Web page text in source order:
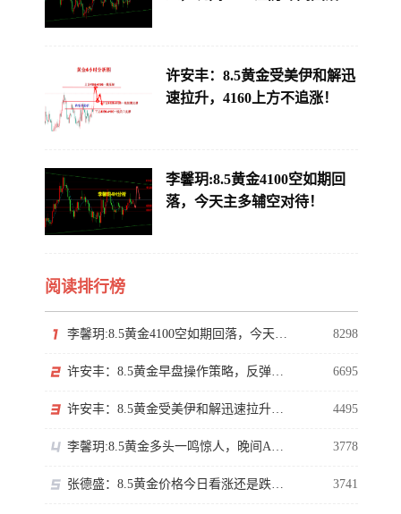
许安丰：8.5黄金受美伊和解迅
速拉升，4160上方不追涨！
李馨玥:8.5黄金4100空如期回
落，今天主多辅空对待！
阅读排行榜
李馨玥:8.5黄金4100空如期回落，今天主多辅空对待！ 8298
许安丰：8.5黄金早盘操作策略，反弹莫慌切勿高位追多 6695
许安丰：8.5黄金受美伊和解迅速拉升，4160上方不追涨！ 4495
李馨玥:8.5黄金多头一鸣惊人，晚间ADP谨防冲高回落！ 3778
张德盛：8.5黄金价格今日看涨还是跌？伦敦金行情走势分析操作策略 3741